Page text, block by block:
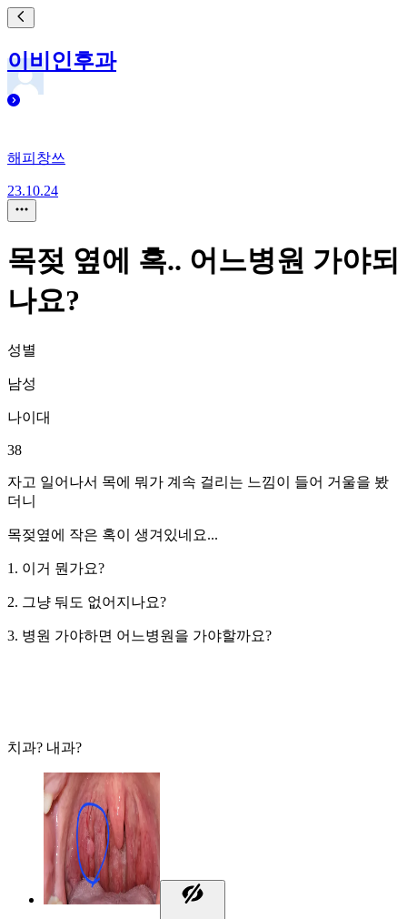
이비인후과
해피창쓰
23.10.24
목젖 옆에 혹.. 어느병원 가야되
나요?
성별
남성
나이대
38
자고 일어나서 목에 뭐가 계속 걸리는 느낌이 들어 거울을 봤
더니
목젖옆에 작은 혹이 생겨있네요...
1. 이거 뭔가요?
2. 그냥 둬도 없어지나요?
3. 병원 가야하면 어느병원을 가야할까요?
치과? 내과?